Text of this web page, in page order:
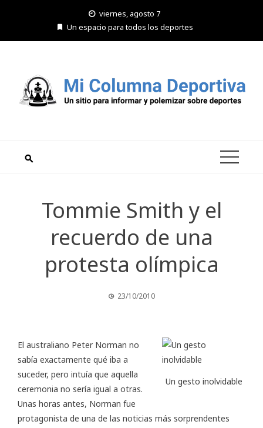
viernes, agosto 7
Un espacio para todos los deportes
Tommie Smith y el
recuerdo de una
protesta olímpica
23/10/2010
Un gesto inolvidable
El australiano Peter Norman no
sabía exactamente qué iba a
suceder, pero intuía que aquella
ceremonia no sería igual a otras.
Unas horas antes, Norman fue
protagonista de una de las noticias más sorprendentes